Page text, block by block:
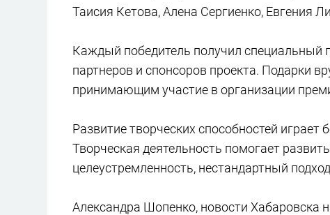
Таисия Кетова, Алена Сергиенко, Евгения
Каждый победитель получил специальный
партнеров и спонсоров проекта. Подарки
принимающим участие в организации
Развитие творческих способностей
Творческая деятельность помогает
целеустремленность, нестандартный
Александра Шопенко, новости Хабаровска